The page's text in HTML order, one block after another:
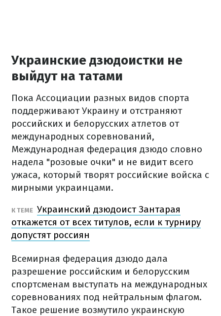
Украинские дзюдоистки не
выйдут на татами
Пока Ассоциации разных видов спорта
поддерживают Украину и отстраняют
российских и белорусских атлетов от
международных соревнований,
Международная федерация дзюдо словно
надела "розовые очки" и не видит всего
ужаса, который творят российские войска с
мирными украинцами.
К ТЕМЕ Украинский дзюдоист Зантарая
откажется от всех титулов, если к турниру
допустят россиян
Всемирная федерация дзюдо дала
разрешение российским и белорусским
спортсменам выступать на международных
соревнованиях под нейтральным флагом.
Такое решение возмутило украинскую